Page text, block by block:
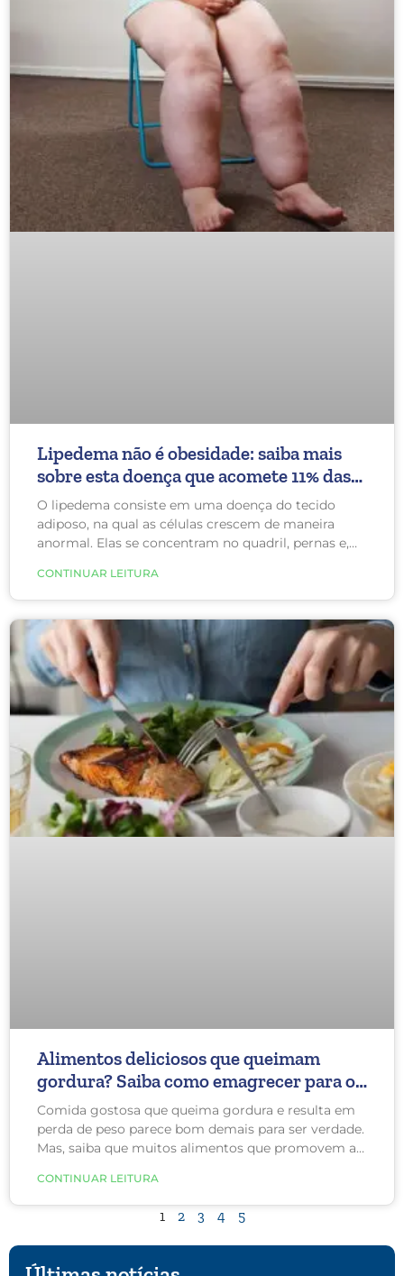
Lipedema não é obesidade: saiba mais
sobre esta doença que acomete 11% das
mulheres
O lipedema consiste em uma doença do tecido
adiposo, na qual as células crescem de maneira
anormal. Elas se concentram no quadril, pernas e,
inflamam, causando dor, hematomas, inchaço,
celulite e câimbras. Apesar de 11% das mulheres
apresentarem lipedema, a maioria está sem o
diagnóstico e são tratadas de forma incorreta.
CONTINUAR LEITURA
Alimentos deliciosos que queimam
gordura? Saiba como emagrecer para o
fim do ano.
Comida gostosa que queima gordura e resulta em
perda de peso parece bom demais para ser verdade.
Mas, saiba que muitos alimentos que promovem a
disso, eles são embalados com guloseimas
nutricionais, como antioxidantes e fibras.
CONTINUAR LEITURA
1 2 3 4 5